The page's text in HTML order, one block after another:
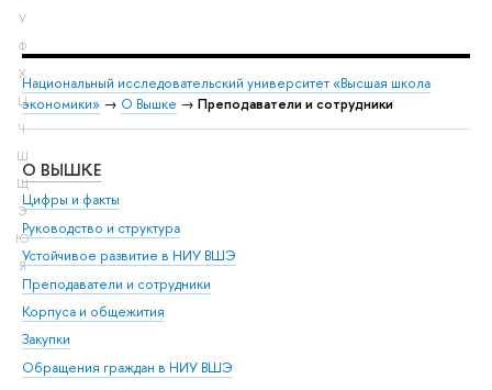
У
Ф
Х
Ц
Ч
Ш
Щ
Э
Ю
Я
Национальный исследовательский университет «Высшая школа
экономики» → О Вышке → Преподаватели и сотрудники
О ВЫШКЕ
Цифры и факты
Руководство и структура
Устойчивое развитие в НИУ ВШЭ
Преподаватели и сотрудники
Корпуса и общежития
Закупки
Обращения граждан в НИУ ВШЭ